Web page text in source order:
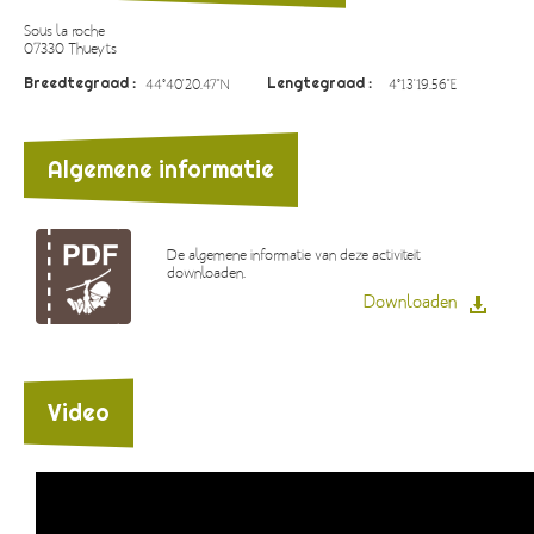
Sous la roche
07330 Thueyts
Breedtegraad : 44°40'20.47"N Lengtegraad : 4°13'19.56"E
Algemene informatie
De algemene informatie van deze activiteit
downloaden.
Downloaden
Video